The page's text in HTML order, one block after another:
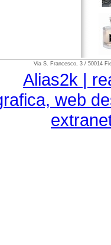
Via S. Francesco, 3 / 50014